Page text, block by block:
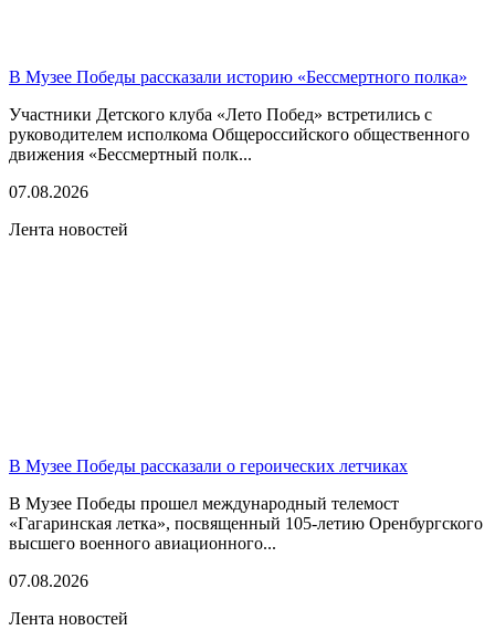
В Музее Победы рассказали историю «Бессмертного полка»
Участники Детского клуба «Лето Побед» встретились с
руководителем исполкома Общероссийского общественного
движения «Бессмертный полк...
07.08.2026
Лента новостей
В Музее Победы рассказали о героических летчиках
В Музее Победы прошел международный телемост
«Гагаринская летка», посвященный 105-летию Оренбургского
высшего военного авиационного...
07.08.2026
Лента новостей